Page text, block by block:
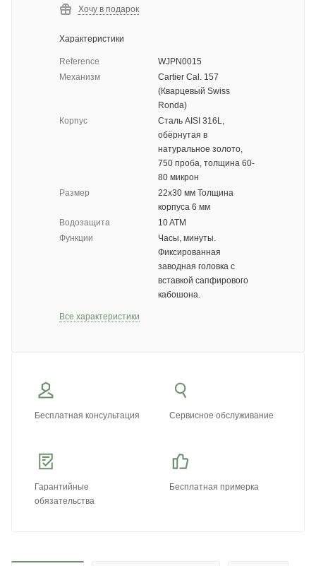
Хочу в подарок
Характеристики
Reference
WJPN0015
Механизм
Cartier Cal. 157
(Кварцевый Swiss
Ronda)
Корпус
Сталь AISI 316L,
обёрнутая в
натуральное золото,
750 проба, толщина 60-
80 микрон
Размер
22х30 мм Толщина
корпуса 6 мм
Водозащита
10 ATM
Функции
Часы, минуты.
Фиксированная
заводная головка с
вставкой сапфирового
кабошона.
Все характеристики
Бесплатная консультация Сервисное обслуживание
Гарантийные
обязательства
Бесплатная примерка